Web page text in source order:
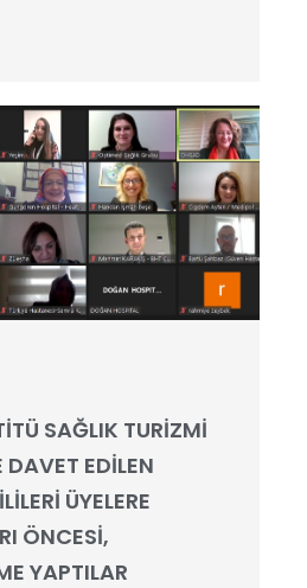
SAĞLIK TURİZMİ
EDİLEN
ÜYELERE
ÖNCESİ,
YAPTILAR